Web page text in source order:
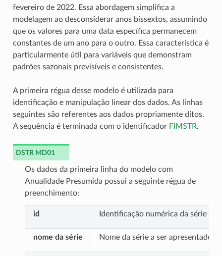
fevereiro de 2022. Essa abordagem simplifica a
modelagem ao desconsiderar anos bissextos, assumindo
que os valores para uma data específica permanecem
constantes de um ano para o outro. Essa característica é
particularmente útil para variáveis que demonstram
padrões sazonais previsíveis e consistentes.
A primeira régua desse modelo é utilizada para
identificação e manipulação linear dos dados. As linhas
seguintes são referentes aos dados propriamente ditos.
A sequência é terminada com o identificador FIMSTR.
DSTR MD01
Os dados da primeira linha do modelo com
Anualidade Presumida possui a seguinte régua de
preenchimento:
id Identificação numérica da série
nome da série Nome da série a ser apresentado